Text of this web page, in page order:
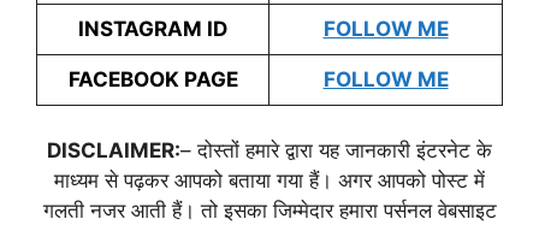
INSTAGRAM ID FOLLOW ME
FACEBOOK PAGE FOLLOW ME
DISCLAIMER:– दोस्तों हमारे द्वारा यह जानकारी इंटरनेट के
माध्यम से पढ़कर आपको बताया गया हैं। अगर आपको पोस्ट में
गलती नजर आती हैं। तो इसका जिम्मेदार हमारा पर्सनल वेबसाइट